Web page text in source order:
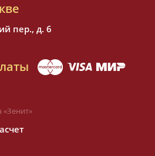
пер., д. 6
«Зенит»